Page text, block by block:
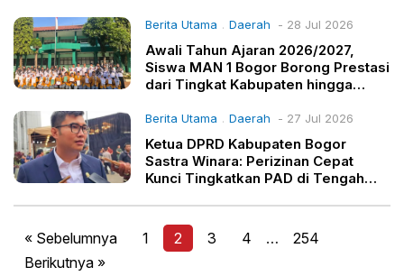
Berita Utama . Daerah - 28 Jul 2026
Awali Tahun Ajaran 2026/2027,
Siswa MAN 1 Bogor Borong Prestasi
dari Tingkat Kabupaten hingga
Berita Utama . Daerah - 27 Jul 2026
Ketua DPRD Kabupaten Bogor
Sastra Winara: Perizinan Cepat
Kunci Tingkatkan PAD di Tengah
« Sebelumnya 1 2 3 4 …
254
Berikutnya »